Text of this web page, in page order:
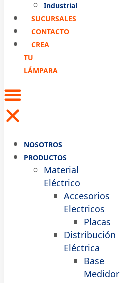
Industrial
SUCURSALES
CONTACTO
CREA
TU
LÁMPARA
NOSOTROS
PRODUCTOS
Material
Eléctrico
Accesorios
Electricos
Placas
Distribución
Eléctrica
Base
Medidor